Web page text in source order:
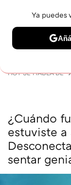
BELLEZA
HOY SE HABLA DE
¿Cuándo
estuviste a
sentar
Ya puedes